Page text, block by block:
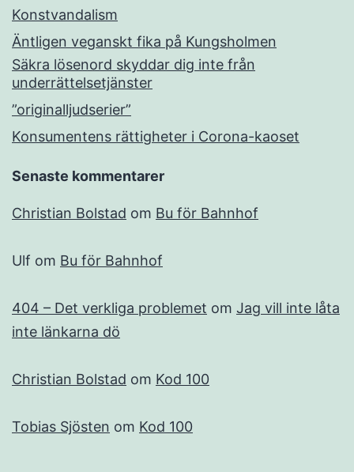
Konstvandalism
Äntligen veganskt fika på Kungsholmen
Säkra lösenord skyddar dig inte från
underrättelsetjänster
”originalljudserier”
Konsumentens rättigheter i Corona-kaoset
Senaste kommentarer
Christian Bolstad om Bu för Bahnhof
Ulf om Bu för Bahnhof
404 – Det verkliga problemet om Jag vill inte låta
inte länkarna dö
Christian Bolstad om Kod 100
Tobias Sjösten om Kod 100